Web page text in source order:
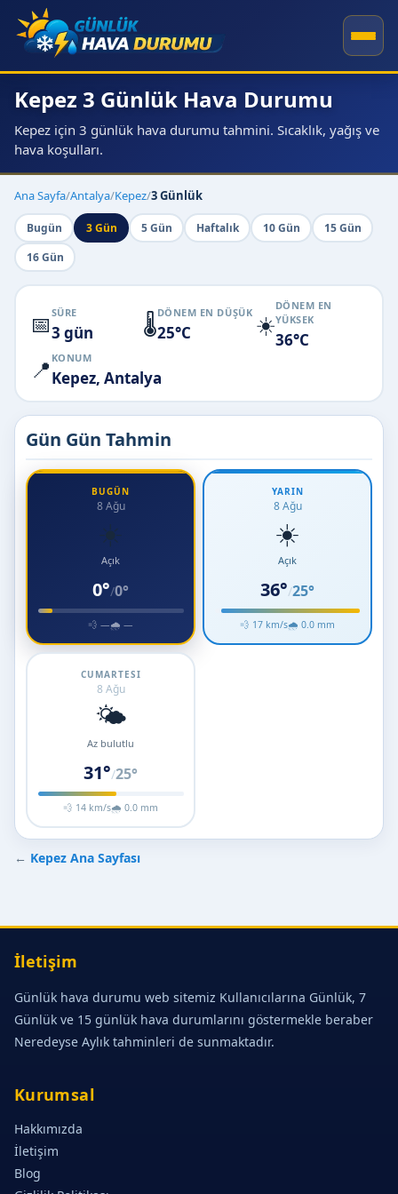
Kepez 3 Günlük Hava Durumu
Kepez için 3 günlük hava durumu tahmini. Sıcaklık, yağış ve
hava koşulları.
Ana Sayfa/Antalya/Kepez/3 Günlük
Bugün 3 Gün 5 Gün Haftalık 10 Gün
15 Gün
16 Gün
📅 SÜRE
3 gün 🌡️DÖNEM EN DÜŞÜK
25°C ☀️
DÖNEM EN
YÜKSEK
36°C
📍 KONUM
Kepez, Antalya
Gün Gün Tahmin
BUGÜN
8 Ağu
☀️
Açık
0°/0°
💨 —🌧 —
YARIN
8 Ağu
☀️
Açık
36°/25°
💨 17 km/s🌧 0.0 mm
CUMARTESI
8 Ağu
🌤️
Az bulutlu
31°/25°
💨 14 km/s🌧 0.0 mm
← Kepez Ana Sayfası
İletişim
Günlük hava durumu web sitemiz Kullanıcılarına Günlük, 7
Günlük ve 15 günlük hava durumlarını göstermekle beraber
Neredeyse Aylık tahminleri de sunmaktadır.
Kurumsal
Hakkımızda
İletişim
Blog